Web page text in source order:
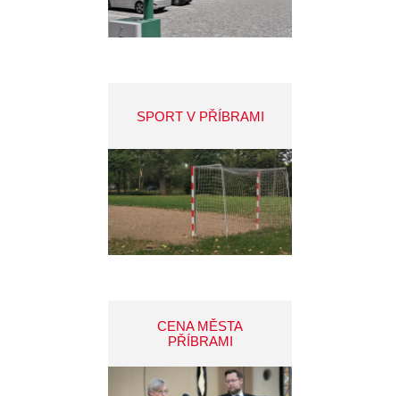
SPORT V PŘÍBRAMI
CENA MĚSTA
PŘÍBRAMI